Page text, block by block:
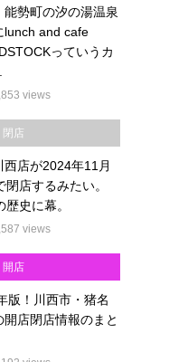
能勢町の汐の湯温泉
lunch and cafe
っていうカ
views
閉店
西店が2024年11月
閉店するみたい。
歴史に幕。
views
開店
版！川西市・猪名
開店閉店情報のまと